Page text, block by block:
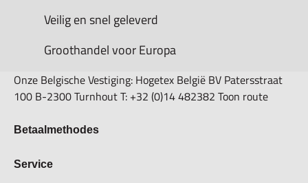
Veilig en snel geleverd
Groothandel voor Europa
Onze Belgische Vestiging: Hogetex België BV Patersstraat
100 B-2300 Turnhout T: +32 (0)14 482382 Toon route
Betaalmethodes
Bestellen & Betalen
Service